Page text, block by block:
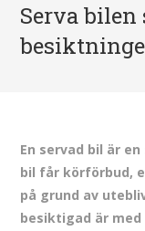
Serva
En servad bil är
bil får körförbud,
på grund av
besiktigad är